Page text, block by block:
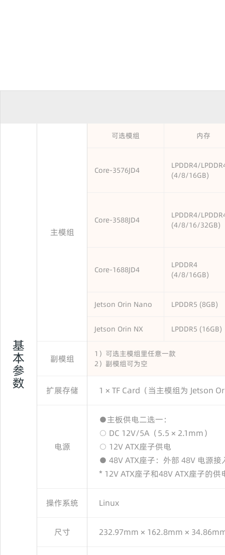
基
本
参
数
主模组
可选模组 内存
Core-3576JD4
LPDDR4/
(4/8/16GB)
Core-3588JD4
LPDDR4/
(4/8/16/32GB)
Core-1688JD4
LPDDR4
(4/8/16GB)
Jetson Orin Nano LPDDR5 (8GB)
Jetson Orin NX LPDDR5 (16GB)
副模组
1）可选主模组里任意一款
2）副模组可为空
扩展存储 1 × TF Card（当主模组为 Jetson
电源
●主板供电二选一：
○ DC 12V/5A（5.5 × 2.1mm）
○ 12V ATX座子供电
● 48V ATX座子：外部 48V 电源接
* 12V ATX座子和48V ATX座子的
操作系统 Linux
尺寸 232.97mm × 162.8mm ×